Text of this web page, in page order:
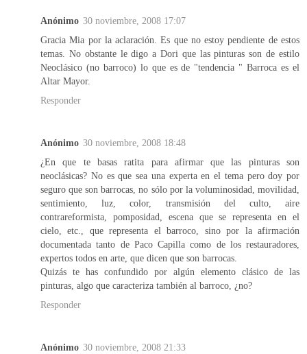
Anónimo 30 noviembre, 2008 17:07
Gracia Mia por la aclaración. Es que no estoy pendiente de estos
temas. No obstante le digo a Dori que las pinturas son de estilo
Neoclásico (no barroco) lo que es de "tendencia " Barroca es el
Altar Mayor.
Responder
Anónimo 30 noviembre, 2008 18:48
¿En que te basas ratita para afirmar que las pinturas son
neoclásicas? No es que sea una experta en el tema pero doy por
seguro que son barrocas, no sólo por la voluminosidad, movilidad,
sentimiento, luz, color, transmisión del culto, aire
contrareformista, pomposidad, escena que se representa en el
cielo, etc., que representa el barroco, sino por la afirmación
documentada tanto de Paco Capilla como de los restauradores,
expertos todos en arte, que dicen que son barrocas.
Quizás te has confundido por algún elemento clásico de las
pinturas, algo que caracteriza también al barroco, ¿no?
Responder
Anónimo 30 noviembre, 2008 21:33